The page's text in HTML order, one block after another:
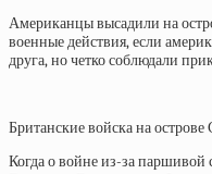
Американцы высадили на
военные действия, если
друга, но четко соблюдали
Британские войска на
Когда о войне из-за паршивой